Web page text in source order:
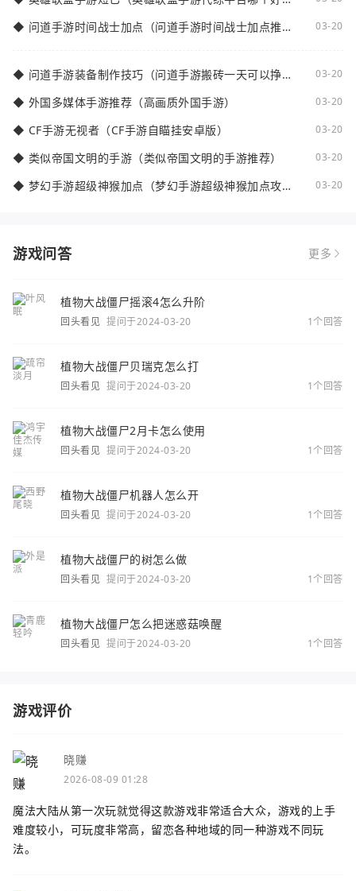
◆ 问道手游时间战士加点（问道手游时间战士加点推
03-20
◆ 问道手游装备制作技巧（问道手游搬砖一天可以挣多
03-20
◆ 外国多媒体手游推荐（高画质外国手游） 03-20
◆ CF手游无视者（CF手游自瞄挂安卓版） 03-20
◆ 类似帝国文明的手游（类似帝国文明的手游推荐） 03-20
◆ 梦幻手游超级神猴加点（梦幻手游超级神猴加点攻
03-20
游戏问答 更多
植物大战僵尸摇滚4怎么升阶
回头看见 提问于2024-03-20 1个回答
植物大战僵尸贝瑞克怎么打
回头看见 提问于2024-03-20 1个回答
植物大战僵尸2月卡怎么使用
回头看见 提问于2024-03-20 1个回答
植物大战僵尸机器人怎么开
回头看见 提问于2024-03-20 1个回答
植物大战僵尸的树怎么做
回头看见 提问于2024-03-20 1个回答
植物大战僵尸怎么把迷惑菇唤醒
回头看见 提问于2024-03-20 1个回答
游戏评价
晓赚
2026-08-09 01:28
魔法大陆从第一次玩就觉得这款游戏非常适合大众，游戏的上手
难度较小，可玩度非常高，留恋各种地域的同一种游戏不同玩
法。